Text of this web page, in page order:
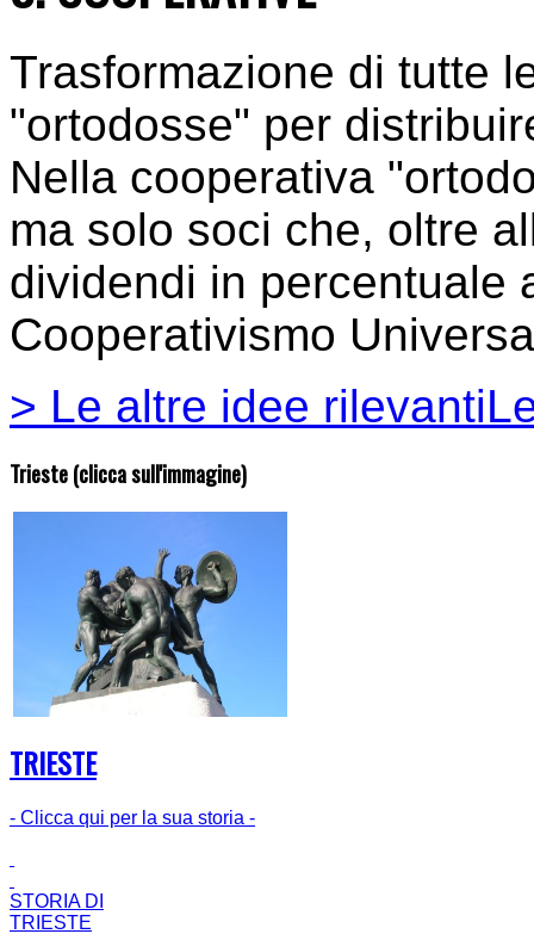
Trasformazione di tutte
"ortodosse" per
Nella cooperativa
ma solo soci che, oltre
dividendi in percentuale
Cooperativismo
> Le altre idee rilevanti
Trieste (clicca sull'immagine)
TRIESTE
- Clicca qui per la sua storia -
STORIA DI
TRIESTE